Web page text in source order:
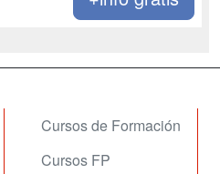
Cursos de Formación
Cursos FP